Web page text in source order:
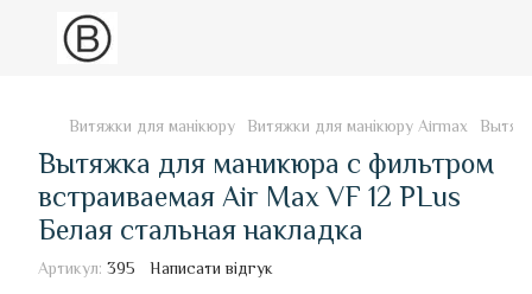
Витяжки для манікюру Витяжки для манікюру Airmax
Вытяжка для маникюра с фильтром
встраиваемая Air Max VF 12 PLus
Белая стальная накладка
Артикул: 395 Написати відгук